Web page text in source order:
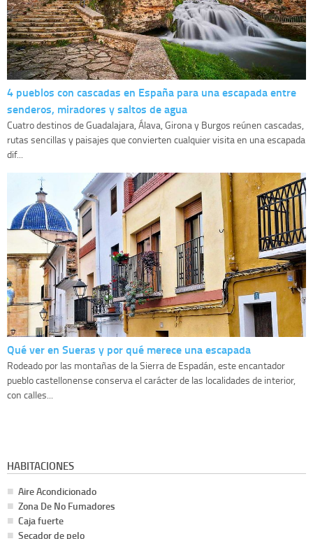
4 pueblos con cascadas en España para una escapada entre
senderos, miradores y saltos de agua
Cuatro destinos de Guadalajara, Álava, Girona y Burgos reúnen cascadas,
rutas sencillas y paisajes que convierten cualquier visita en una escapada
dif...
Qué ver en Sueras y por qué merece una escapada
Rodeado por las montañas de la Sierra de Espadán, este encantador
pueblo castellonense conserva el carácter de las localidades de interior,
con calles...
HABITACIONES
Aire Acondicionado
Zona De No Fumadores
Caja fuerte
Secador de pelo